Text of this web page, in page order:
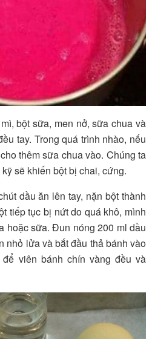
bột sữa, men nở, sữa chua và
tay. Trong quá trình nhào, nếu
thêm sữa chua vào. Chúng ta
sẽ khiến bột bị chai, cứng.
dầu ăn lên tay, nặn bột thành
tiếp tục bị nứt do quá khô, mình
hoặc sữa. Đun nóng 200 ml dầu
nhỏ lửa và bắt đầu thả bánh vào
viên bánh chín vàng đều và